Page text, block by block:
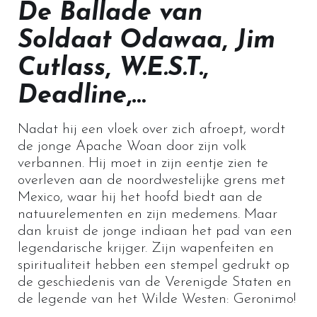
De Ballade van
Soldaat Odawaa, Jim
Cutlass, W.E.S.T.,
Deadline,…
Nadat hij een vloek over zich afroept, wordt
de jonge Apache Woan door zijn volk
verbannen. Hij moet in zijn eentje zien te
overleven aan de noordwestelijke grens met
Mexico, waar hij het hoofd biedt aan de
natuurelementen en zijn medemens. Maar
dan kruist de jonge indiaan het pad van een
legendarische krijger. Zijn wapenfeiten en
spiritualiteit hebben een stempel gedrukt op
de geschiedenis van de Verenigde Staten en
de legende van het Wilde Westen: Geronimo!